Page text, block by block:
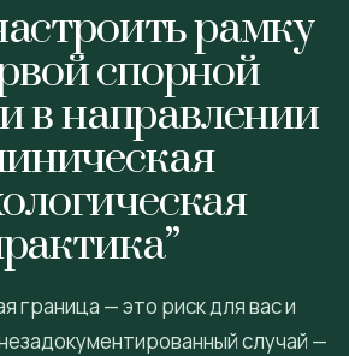
рамку
спорной
в направлении
граница — это риск для вас и
случай —